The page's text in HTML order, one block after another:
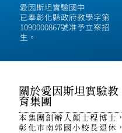
愛因斯坦實驗國中
已奉彰化縣政府教學字第
1090000867號准予立案招
生。
關於愛因斯坦實驗教
育集團
本集團創辦人顏士程博士，
彰化市南郭國小校長退休，